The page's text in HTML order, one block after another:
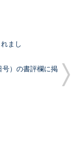
まし
号）の書評欄に掲